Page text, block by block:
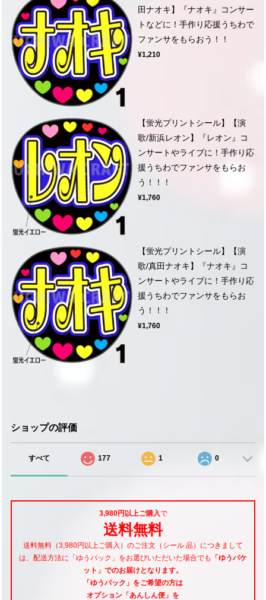
田ナオキ】『ナオキ』コンサー
トなどに！手作り応援うちわで
ファンサをもらおう！！
¥1,210
【蛍光プリントシール】【演
歌/新浜レオン】『レオン』コ
ンサートやライブに！手作り応
援うちわでファンサをもらお
う！！！
¥1,760
【蛍光プリントシール】【演
歌/真田ナオキ】『ナオキ』コ
ンサートやライブに！手作り応
援うちわでファンサをもらお
う！！！
¥1,760
ショップの評価
すべて 177 1 0
3,980円以上ご購入で
送料無料
送料無料（3,980円以上ご購入）のご注文（シール 品）につきまして
は、配送方法に「ゆうパック」をお選びいただいた場合でも
「ゆうパケ
ット」でのお届けとなります。
「ゆうパック」をご希望の方は
オプション「あんしん便」 を